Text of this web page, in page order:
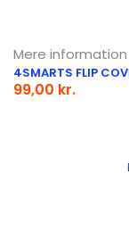
Mere information
4SMARTS FLIP
99,00 kr.